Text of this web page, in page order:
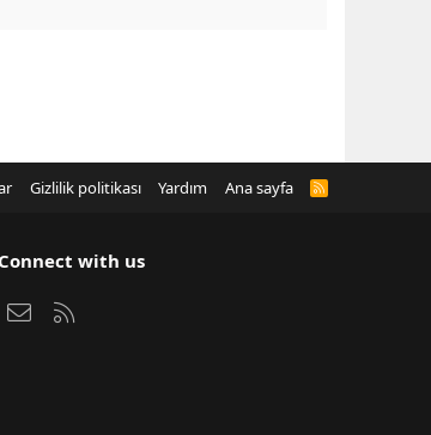
Gizlilik politikası Yardım Ana sayfa
R
Connect with us
Bize ulaşın